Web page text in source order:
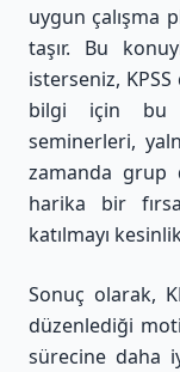
uygun çalışma
taşır. Bu
isterseniz,
bilgi için bu
seminerleri,
zamanda grup
harika bir
katılmayı
Sonuç olarak,
düzenlediği
sürecine daha